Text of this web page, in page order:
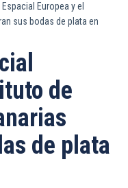
Espacial Europea y el
sus bodas de plata en
de
de plata